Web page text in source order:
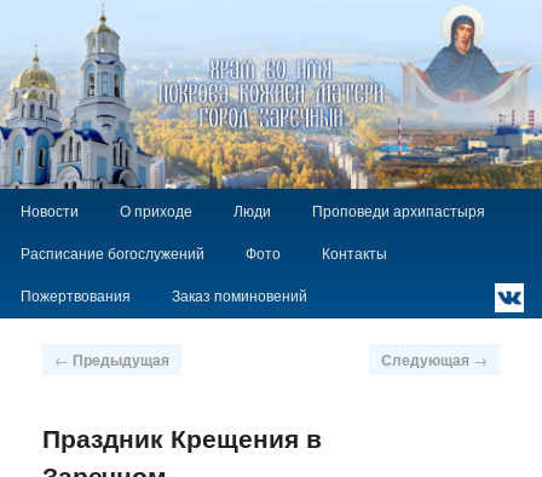
Храм Покрова Божией Матери г.
Заречный
Главное
Перейти
основному
содержимому
Новости О приходе Люди Проповеди архипастыря
Расписание богослужений Фото Контакты
Пожертвования Заказ поминовений
`
Навигация
← Предыдущая Следующая →
Праздник Крещения в